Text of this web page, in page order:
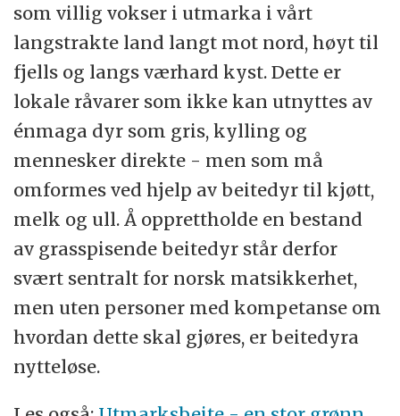
som villig vokser i utmarka i vårt
langstrakte land langt mot nord, høyt til
fjells og langs værhard kyst. Dette er
lokale råvarer som ikke kan utnyttes av
énmaga dyr som gris, kylling og
mennesker direkte - men som må
omformes ved hjelp av beitedyr til kjøtt,
melk og ull. Å opprettholde en bestand
av grasspisende beitedyr står derfor
svært sentralt for norsk matsikkerhet,
men uten personer med kompetanse om
hvordan dette skal gjøres, er beitedyra
nytteløse.